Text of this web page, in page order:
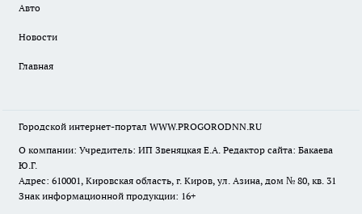
Авто
Новости
Главная
Городской интернет-портал WWW.PROGORODNN.RU
О компании: Учредитель: ИП Звеняцкая Е.А. Редактор сайта: Бакаева
Ю.Г.
Адрес: 610001, Кировская область, г. Киров, ул. Азина, дом № 80, кв. 31
Знак информационной продукции: 16+